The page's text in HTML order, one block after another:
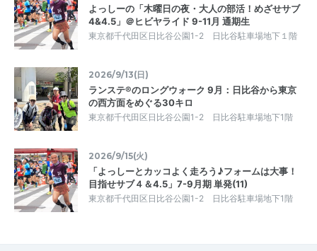
よっしーの「木曜日の夜・大人の部活！めざせサブ
4&4.5」＠ヒビヤライド 9-11月 通期生
東京都千代田区日比谷公園1-2 日比谷駐車場地下１階
2026/9/13(日)
ランステ®のロングウォーク 9月：日比谷から東京
の西方面をめぐる30キロ
東京都千代田区日比谷公園1-2 日比谷駐車場地下1階
2026/9/15(火)
「よっしーとカッコよく走ろう♪フォームは大事！
目指せサブ４＆4.5」7-9月期 単発(11)
東京都千代田区日比谷公園1-2 日比谷駐車場地下1階